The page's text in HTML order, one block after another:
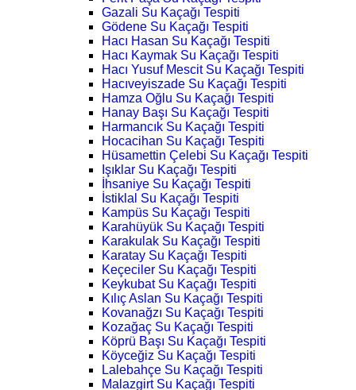
Gazali Su Kaçağı Tespiti
Gödene Su Kaçağı Tespiti
Hacı Hasan Su Kaçağı Tespiti
Hacı Kaymak Su Kaçağı Tespiti
Hacı Yusuf Mescit Su Kaçağı Tespiti
Hacıveyiszade Su Kaçağı Tespiti
Hamza Oğlu Su Kaçağı Tespiti
Hanay Başı Su Kaçağı Tespiti
Harmancık Su Kaçağı Tespiti
Hocacihan Su Kaçağı Tespiti
Hüsamettin Çelebi Su Kaçağı Tespiti
Işıklar Su Kaçağı Tespiti
İhsaniye Su Kaçağı Tespiti
İstiklal Su Kaçağı Tespiti
Kampüs Su Kaçağı Tespiti
Karahüyük Su Kaçağı Tespiti
Karakulak Su Kaçağı Tespiti
Karatay Su Kaçağı Tespiti
Keçeciler Su Kaçağı Tespiti
Keykubat Su Kaçağı Tespiti
Kılıç Aslan Su Kaçağı Tespiti
Kovanağzı Su Kaçağı Tespiti
Kozağaç Su Kaçağı Tespiti
Köprü Başı Su Kaçağı Tespiti
Köyceğiz Su Kaçağı Tespiti
Lalebahçe Su Kaçağı Tespiti
Malazgirt Su Kaçağı Tespiti